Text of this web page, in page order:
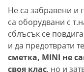
Не са забравени и
са оборудвани с
сблъсък се
и да предотврати
сметка, MINI не
своя клас, но и